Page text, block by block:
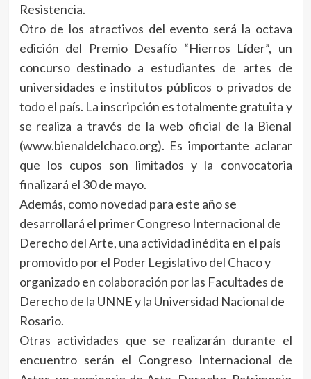
Resistencia.
Otro de los atractivos del evento será la octava
edición del Premio Desafío “Hierros Líder”, un
concurso destinado a estudiantes de artes de
universidades e institutos públicos o privados de
todo el país. La inscripción es totalmente gratuita y
se realiza a través de la web oficial de la Bienal
(www.bienaldelchaco.org). Es importante aclarar
que los cupos son limitados y la convocatoria
finalizará el 30 de mayo.
Además, como novedad para este año se
desarrollará el primer Congreso Internacional de
Derecho del Arte, una actividad inédita en el país
promovido por el Poder Legislativo del Chaco y
organizado en colaboración por las Facultades de
Derecho de la UNNE y la Universidad Nacional de
Rosario.
Otras actividades que se realizarán durante el
encuentro serán el Congreso Internacional de